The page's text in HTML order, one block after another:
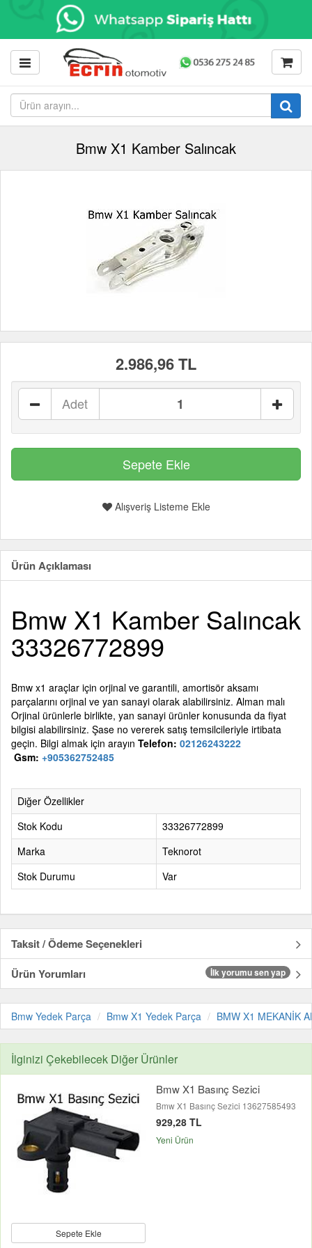
Bmw X1 Kamber Salıncak
2.986,96 TL
Adet
Alışveriş Listeme Ekle
Ürün Açıklaması
Bmw X1 Kamber Salıncak
33326772899
Bmw x1 araçlar için orjinal ve garantili, amortisör aksamı
parçalarını orjinal ve yan sanayi olarak alabilirsiniz. Alman malı
Orjinal ürünlerle birlikte, yan sanayi ürünler konusunda da fiyat
bilgisi alabilirsiniz. Şase no vererek satış temsilcileriyle irtibata
geçin. Bilgi almak için arayın Telefon: 02126243222
Gsm: +905362752485
Diğer Özellikler
Stok Kodu
33326772899
Marka
Teknorot
Stok Durumu
Var
Taksit / Ödeme Seçenekleri
Ürün Yorumları
İlk yorumu sen yap
Bmw Yedek Parça Bmw X1 Yedek Parça BMW X1 MEKANİK
İlginizi Çekebilecek Diğer Ürünler
Sepete Ekle
Bmw X1 Basınç Sezici
Bmw X1 Basınç Sezici 13627585493
929,28 TL
Yeni Ürün